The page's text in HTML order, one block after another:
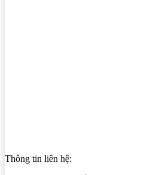
Thông tin liên hệ: